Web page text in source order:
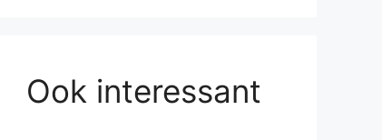
Ook interessant